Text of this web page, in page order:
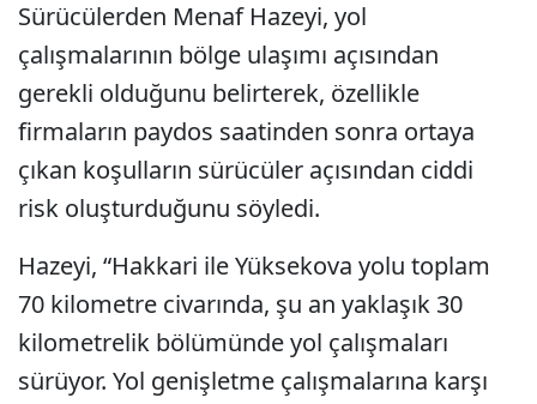
Sürücülerden Menaf Hazeyi, yol
çalışmalarının bölge ulaşımı açısından
gerekli olduğunu belirterek, özellikle
firmaların paydos saatinden sonra ortaya
çıkan koşulların sürücüler açısından ciddi
risk oluşturduğunu söyledi.
Hazeyi, “Hakkari ile Yüksekova yolu toplam
70 kilometre civarında, şu an yaklaşık 30
kilometrelik bölümünde yol çalışmaları
sürüyor. Yol genişletme çalışmalarına karşı